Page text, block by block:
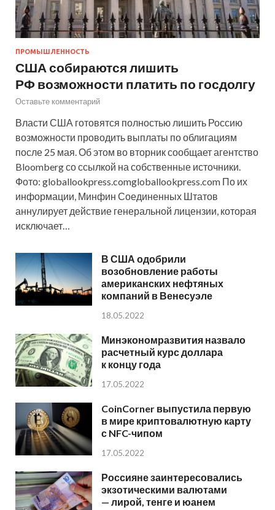
ПРОМЫШЛЕННОСТЬ
США собираются лишить
РФ возможности платить по госдолгу
Оставьте комментарий
Власти США готовятся полностью лишить Россию
возможности проводить выплаты по облигациям
после 25 мая. Об этом во вторник сообщает агентство
Bloomberg со ссылкой на собственные источники.
Фото: globallookpress.comgloballookpress.com По их
информации, Минфин Соединенных Штатов
аннулирует действие генеральной лицензии, которая
исключает…
В США одобрили
возобновление работы
американских нефтяных
компаний в Венесуэле
18.05.2022
Минэкономразвития назвало
расчетный курс доллара
к концу года
17.05.2022
CoinCorner выпустила первую
в мире криптовалютную карту
с NFC-чипом
17.05.2022
Россияне заинтересовались
экзотическими валютами
— лирой, тенге и юанем